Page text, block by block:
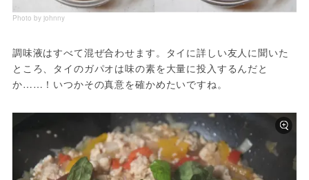
Photo by johnny
調味液はすべて混ぜ合わせます。タイに詳しい友人に聞いた
ところ、タイのガパオは味の素を大量に投入するんだと
か……！いつかその真意を確かめたいですね。